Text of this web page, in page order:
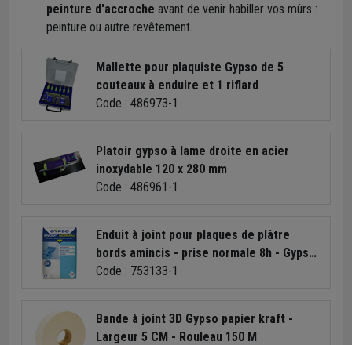
peinture d'accroche avant de venir habiller vos mûrs :
peinture ou autre revêtement.
Mallette pour plaquiste Gypso de 5
couteaux à enduire et 1 riflard
Code : 486973-1
Platoir gypso à lame droite en acier
inoxydable 120 x 280 mm
Code : 486961-1
Enduit à joint pour plaques de plâtre
bords amincis - prise normale 8h - Gypso
- sac de 25 kg
Code : 753133-1
Bande à joint 3D Gypso papier kraft -
Largeur 5 CM - Rouleau 150 M